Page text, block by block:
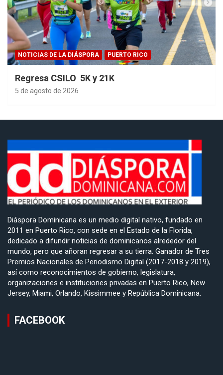
NOTICIAS DE LA DIÁSPORA PUERTO RICO
Regresa CSILO 5K y 21K
5 de agosto de 2026
Diáspora Dominicana es un medio digital nativo, fundado en
2011 en Puerto Rico, con sede en el Estado de la Florida,
dedicado a difundir noticias de dominicanos alrededor del
mundo, pero que añoran regresar a su tierra. Ganador de Tres
Premios Nacionales de Periodismo Digital (2017-2018 y 2019),
así como reconocimientos de gobierno, legislatura,
organizaciones e instituciones privadas en Puerto Rico, New
Jersey, Miami, Orlando, Kissimmee y República Dominicana.
FACEBOOK